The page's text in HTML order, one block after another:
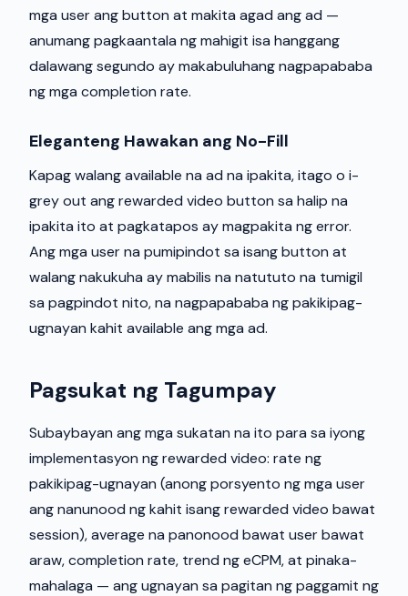
mga user ang button at makita agad ang ad —
anumang pagkaantala ng mahigit isa hanggang
dalawang segundo ay makabuluhang nagpapababa
ng mga completion rate.
Eleganteng Hawakan ang No-Fill
Kapag walang available na ad na ipakita, itago o i-
grey out ang rewarded video button sa halip na
ipakita ito at pagkatapos ay magpakita ng error.
Ang mga user na pumipindot sa isang button at
walang nakukuha ay mabilis na natututo na tumigil
sa pagpindot nito, na nagpapababa ng pakikipag-
ugnayan kahit available ang mga ad.
Pagsukat ng Tagumpay
Subaybayan ang mga sukatan na ito para sa iyong
implementasyon ng rewarded video: rate ng
pakikipag-ugnayan (anong porsyento ng mga user
ang nanunood ng kahit isang rewarded video bawat
session), average na panonood bawat user bawat
araw, completion rate, trend ng eCPM, at pinaka-
mahalaga — ang ugnayan sa pagitan ng paggamit ng